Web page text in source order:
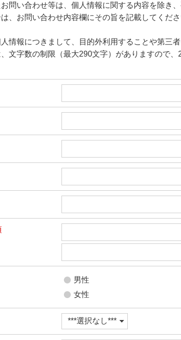
問い合わせ等は、個人情報に関する内容を除き
、お問い合わせ内容欄にその旨を記載してくださ
情報につきまして、目的外利用することや第三
文字数の制限（最大290文字）がありますので
男性
女性